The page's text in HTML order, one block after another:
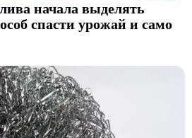
начала выделять
спасти урожай и само